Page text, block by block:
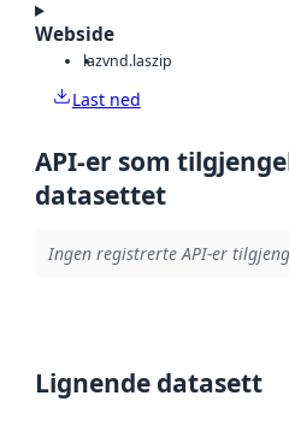
Webside
lazvnd.laszip
Last ned
API-er som
datasettet
Ingen registrerte API-er
Lignende datasett